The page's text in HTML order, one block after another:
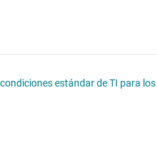
estándar de TI para